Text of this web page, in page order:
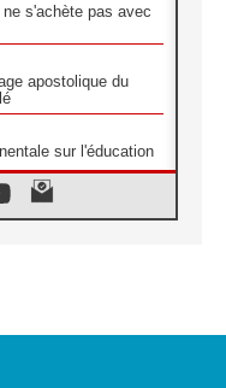
s'achète pas avec
apostolique du
sur l'éducation
la venue du Pape